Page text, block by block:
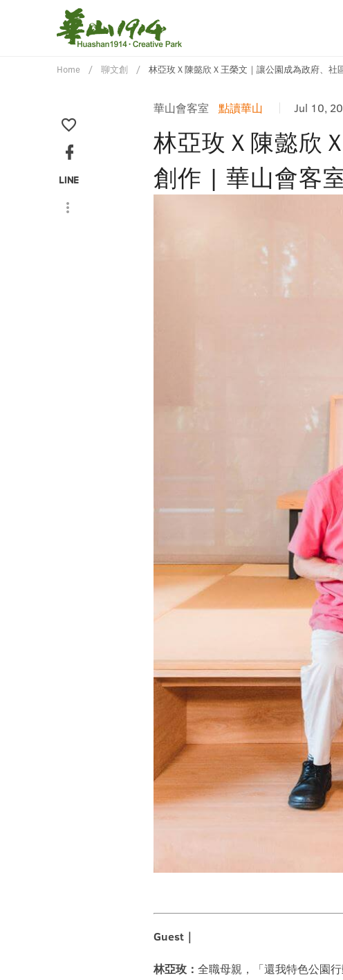
Home 聊文創 林亞玫Ｘ陳懿欣Ｘ王榮文｜讓公園成為政府、
華山會客室 點讀華山 Jul 10,
林亞玫Ｘ陳懿欣
創作 | 華山會客
Guest｜
林亞玫： 全職母親，「還我特色公園